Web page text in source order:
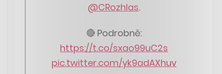
@CRozhlas.
🔴 Podrobně:
https://t.co/sxao99uC2s
pic.twitter.com/yk9adAXhuv